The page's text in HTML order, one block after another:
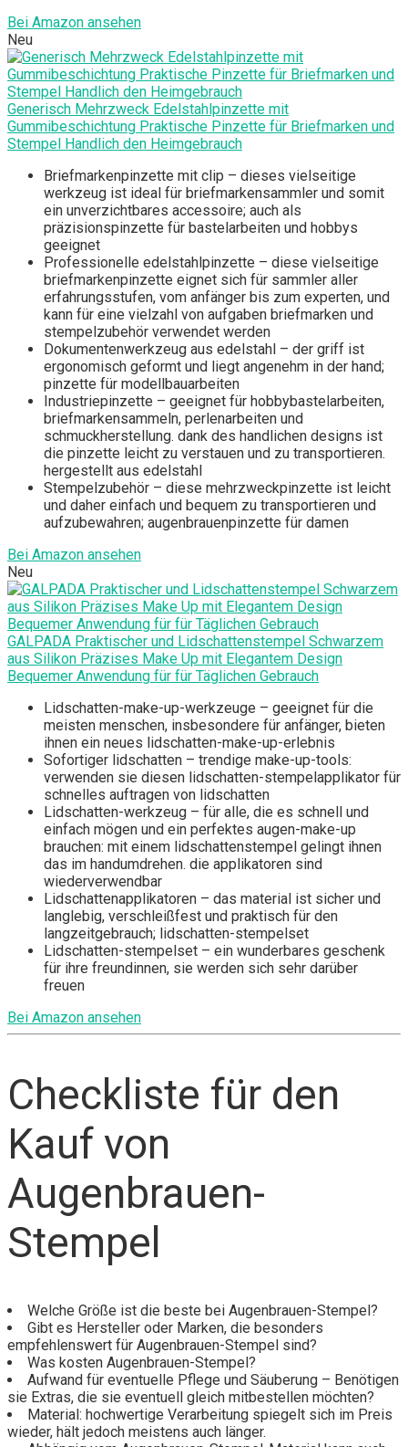
Bei Amazon ansehen
Neu
Generisch Mehrzweck Edelstahlpinzette mit
Gummibeschichtung Praktische Pinzette für Briefmarken und
Stempel Handlich den Heimgebrauch
Briefmarkenpinzette mit clip – dieses vielseitige
werkzeug ist ideal für briefmarkensammler und somit
ein unverzichtbares accessoire; auch als
präzisionspinzette für bastelarbeiten und hobbys
geeignet
Professionelle edelstahlpinzette – diese vielseitige
briefmarkenpinzette eignet sich für sammler aller
erfahrungsstufen, vom anfänger bis zum experten, und
kann für eine vielzahl von aufgaben briefmarken und
stempelzubehör verwendet werden
Dokumentenwerkzeug aus edelstahl – der griff ist
ergonomisch geformt und liegt angenehm in der hand;
pinzette für modellbauarbeiten
Industriepinzette – geeignet für hobbybastelarbeiten,
briefmarkensammeln, perlenarbeiten und
schmuckherstellung. dank des handlichen designs ist
die pinzette leicht zu verstauen und zu transportieren.
hergestellt aus edelstahl
Stempelzubehör – diese mehrzweckpinzette ist leicht
und daher einfach und bequem zu transportieren und
aufzubewahren; augenbrauenpinzette für damen
Bei Amazon ansehen
Neu
GALPADA Praktischer und Lidschattenstempel Schwarzem
aus Silikon Präzises Make Up mit Elegantem Design
Bequemer Anwendung für für Täglichen Gebrauch
Lidschatten-make-up-werkzeuge – geeignet für die
meisten menschen, insbesondere für anfänger, bieten
ihnen ein neues lidschatten-make-up-erlebnis
Sofortiger lidschatten – trendige make-up-tools:
verwenden sie diesen lidschatten-stempelapplikator für
schnelles auftragen von lidschatten
Lidschatten-werkzeug – für alle, die es schnell und
einfach mögen und ein perfektes augen-make-up
brauchen: mit einem lidschattenstempel gelingt ihnen
das im handumdrehen. die applikatoren sind
wiederverwendbar
Lidschattenapplikatoren – das material ist sicher und
langlebig, verschleißfest und praktisch für den
langzeitgebrauch; lidschatten-stempelset
Lidschatten-stempelset – ein wunderbares geschenk
für ihre freundinnen, sie werden sich sehr darüber
freuen
Bei Amazon ansehen
Checkliste für den
Kauf von
Augenbrauen-
Stempel
Welche Größe ist die beste bei Augenbrauen-Stempel?
Gibt es Hersteller oder Marken, die besonders
empfehlenswert für Augenbrauen-Stempel sind?
Was kosten Augenbrauen-Stempel?
Aufwand für eventuelle Pflege und Säuberung – Benötigen
sie Extras, die sie eventuell gleich mitbestellen möchten?
Material: hochwertige Verarbeitung spiegelt sich im Preis
wieder, hält jedoch meistens auch länger.